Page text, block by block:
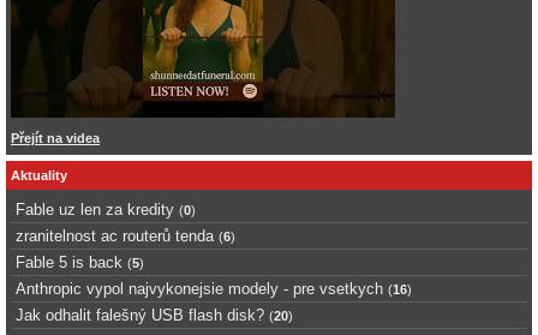
Přejít na videa
Aktuality
Fable uz len za kredity (0)
zranitelnost ac routerů tenda (6)
Fable 5 is back (5)
Anthropic vypol najvykonejsie modely - pre vsetkych (16)
Jak odhalit falešný USB flash disk? (20)